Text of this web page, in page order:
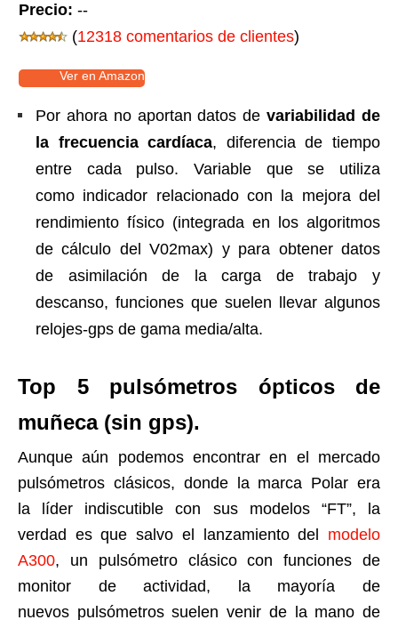
Precio: --
(12318 comentarios de clientes)
Ver en Amazon
Por ahora no aportan datos devariabilidad de
la frecuencia cardíaca, diferencia de tiempo
entre cada pulso. Variable que se utiliza
como indicador relacionado con la mejora del
rendimiento físico (integrada en los algoritmos
de cálculo del V02max) y para obtener datos
de asimilación de la carga de trabajo y
descanso, funciones que suelen llevar algunos
relojes-gps de gama media/alta.
Top 5 pulsómetros ópticos de
muñeca (sin gps).
Aunque aún podemos encontrar en el mercado
pulsómetros clásicos, donde la marca Polar era
la líder indiscutible con sus modelos “FT”, la
verdad es que salvo el lanzamiento del modelo
A300, un pulsómetro clásico con funciones de
monitor de actividad, la mayoría de
nuevos pulsómetros suelen venir de la mano de